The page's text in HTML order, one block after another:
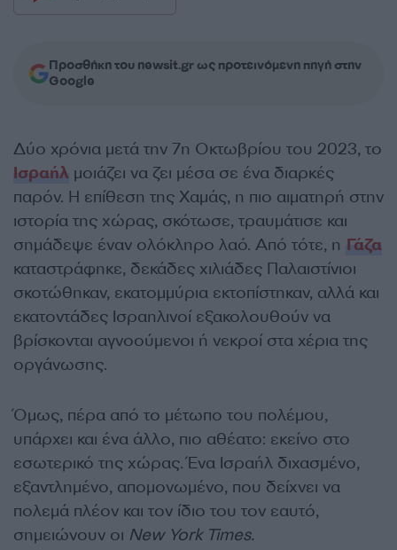
Προσθήκη του newsit.gr ως προτεινόμενη πηγή στην
Google
Δύο χρόνια μετά την 7η Οκτωβρίου του 2023, το
Ισραήλ μοιάζει να ζει μέσα σε ένα διαρκές
παρόν. Η επίθεση της Χαμάς, η πιο αιματηρή στην
ιστορία της χώρας, σκότωσε, τραυμάτισε και
σημάδεψε έναν ολόκληρο λαό. Από τότε, η Γάζα
καταστράφηκε, δεκάδες χιλιάδες Παλαιστίνιοι
σκοτώθηκαν, εκατομμύρια εκτοπίστηκαν, αλλά και
εκατοντάδες Ισραηλινοί εξακολουθούν να
βρίσκονται αγνοούμενοι ή νεκροί στα χέρια της
οργάνωσης.
Όμως, πέρα από το μέτωπο του πολέμου,
υπάρχει και ένα άλλο, πιο αθέατο: εκείνο στο
εσωτερικό της χώρας. Ένα Ισραήλ διχασμένο,
εξαντλημένο, απομονωμένο, που δείχνει να
πολεμά πλέον και τον ίδιο του τον εαυτό,
σημειώνουν οι New York Times.